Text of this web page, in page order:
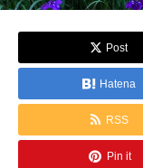
Post
Hatena
RSS
Pin it